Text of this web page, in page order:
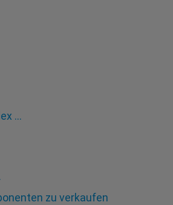
…
zu verkaufen